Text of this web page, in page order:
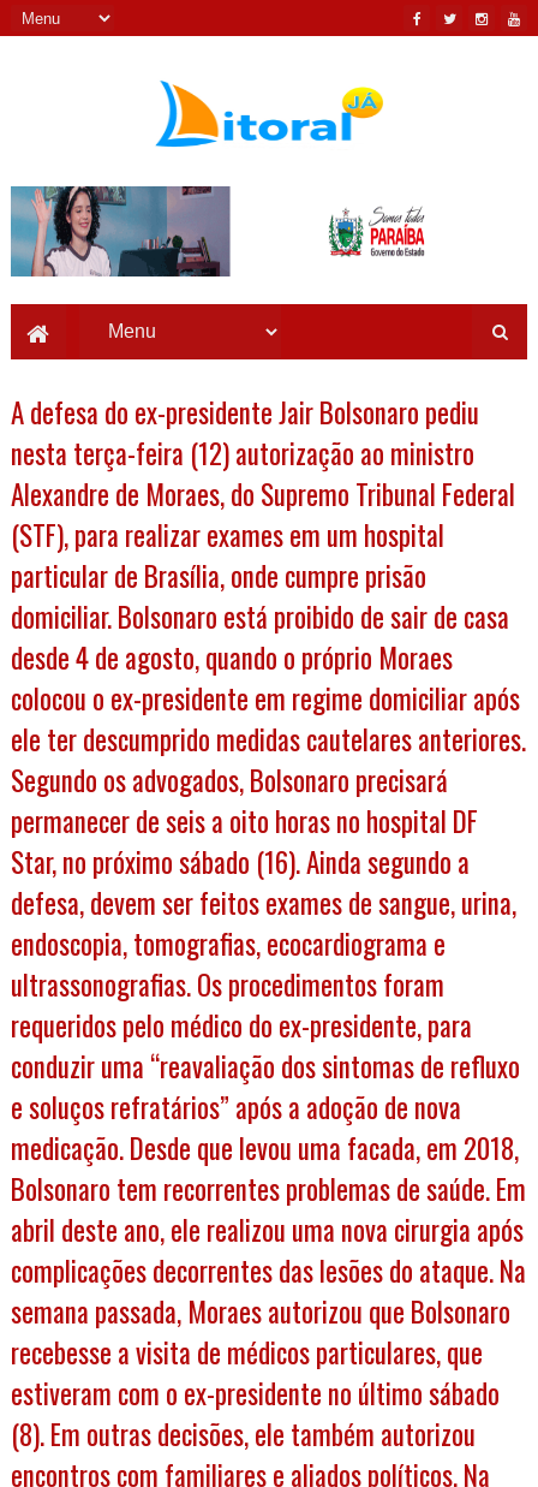
A defesa do ex-presidente Jair Bolsonaro pediu
nesta terça-feira (12) autorização ao ministro
Alexandre de Moraes, do Supremo Tribunal Federal
(STF), para realizar exames em um hospital
particular de Brasília, onde cumpre prisão
domiciliar. Bolsonaro está proibido de sair de casa
desde 4 de agosto, quando o próprio Moraes
colocou o ex-presidente em regime domiciliar após
ele ter descumprido medidas cautelares anteriores.
Segundo os advogados, Bolsonaro precisará
permanecer de seis a oito horas no hospital DF
Star, no próximo sábado (16). Ainda segundo a
defesa, devem ser feitos exames de sangue, urina,
endoscopia, tomografias, ecocardiograma e
ultrassonografias. Os procedimentos foram
requeridos pelo médico do ex-presidente, para
conduzir uma “reavaliação dos sintomas de refluxo
e soluços refratários” após a adoção de nova
medicação. Desde que levou uma facada, em 2018,
Bolsonaro tem recorrentes problemas de saúde. Em
abril deste ano, ele realizou uma nova cirurgia após
complicações decorrentes das lesões do ataque. Na
semana passada, Moraes autorizou que Bolsonaro
recebesse a visita de médicos particulares, que
estiveram com o ex-presidente no último sábado
(8). Em outras decisões, ele também autorizou
encontros com familiares e aliados políticos. Na